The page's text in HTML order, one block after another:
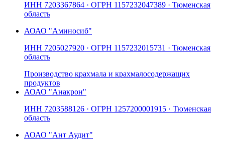
ИНН 7203367864 · ОГРН 1157232047389 · Тюменская
область
АОАО "Аминосиб"
ИНН 7205027920 · ОГРН 1157232015731 · Тюменская
область
Производство крахмала и крахмалосодержащих
продуктов
АОАО "Анакрон"
ИНН 7203588126 · ОГРН 1257200001915 · Тюменская
область
АОАО "Ант Аудит"